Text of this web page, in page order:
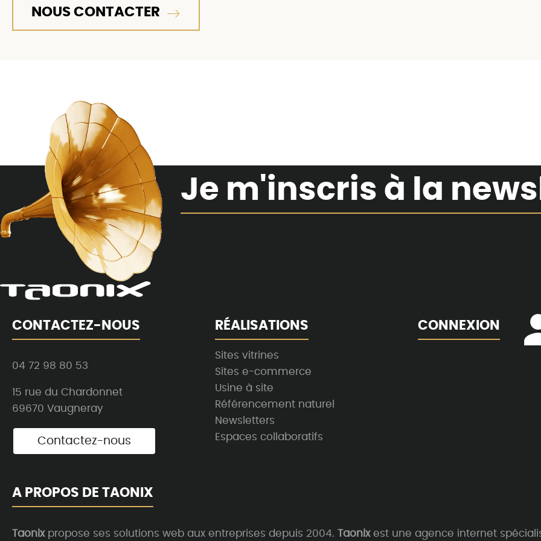
NOUS CONTACTER
Je m'inscris à la
CONTACTEZ-NOUS
04 72 98 80 53
15 rue du Chardonnet
69670 Vaugneray
Contactez-nous
RÉALISATIONS
Sites vitrines
Sites e-commerce
Usine à site
Référencement naturel
Newsletters
Espaces collaboratifs
CONNEXION
A PROPOS DE TAONIX
Taonixpropose ses solutions web aux entreprises depuis 2004. Taonixest une agence internet